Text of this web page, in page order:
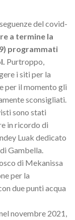
del covid-
a termine la
programmati
Purtroppo,
i siti per la
per il momento gli
sconsigliati.
sono stati
in ricordo di
Luak dedicato
Gambella.
di Mekanissa
per la
due punti acqua
novembre 2021,